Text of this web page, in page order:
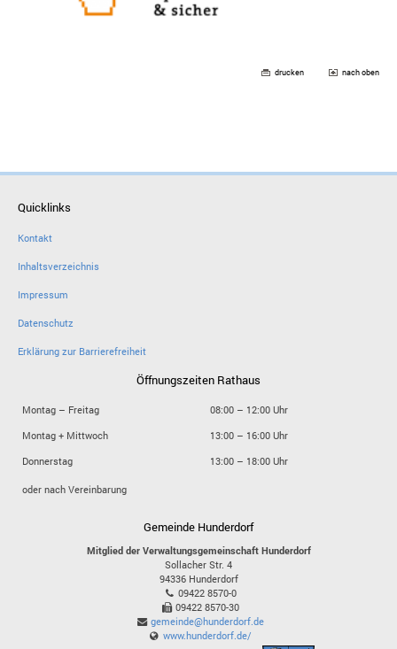
drucken nach oben
Quicklinks
Kontakt
Inhaltsverzeichnis
Impressum
Datenschutz
Erklärung zur Barrierefreiheit
Öffnungszeiten Rathaus
Montag – Freitag
08:00 – 12:00 Uhr
Montag + Mittwoch
13:00 – 16:00 Uhr
Donnerstag
13:00 – 18:00 Uhr
oder nach Vereinbarung
Gemeinde Hunderdorf
Mitglied der Verwaltungsgemeinschaft Hunderdorf
Sollacher Str. 4
94336 Hunderdorf
09422 8570-0
09422 8570-30
gemeinde@hunderdorf.de
www.hunderdorf.de/